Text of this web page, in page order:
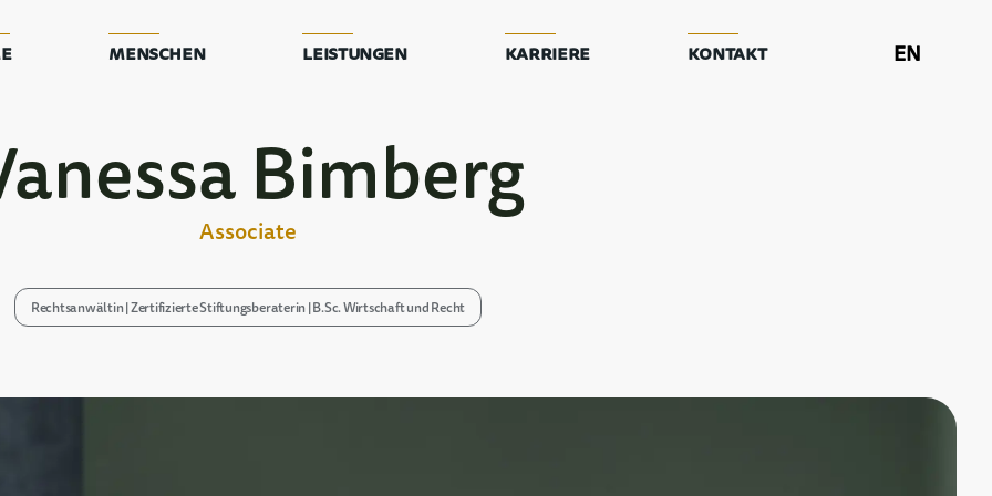
Menschen Leistungen Karriere Kontakt EN
Bimberg
Associate
Rechtsanwältin | Zertifizierte Stiftungsberaterin | B.Sc. Wirtschaft und Recht